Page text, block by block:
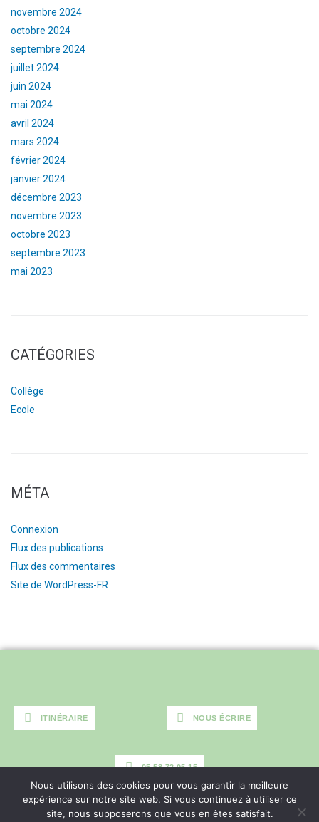
novembre 2024
octobre 2024
septembre 2024
juillet 2024
juin 2024
mai 2024
avril 2024
mars 2024
février 2024
janvier 2024
décembre 2023
novembre 2023
octobre 2023
septembre 2023
mai 2023
CATÉGORIES
Collège
Ecole
MÉTA
Connexion
Flux des publications
Flux des commentaires
Site de WordPress-FR
ITINÉRAIRE NOUS ÉCRIRE
05 58 72 05 15
05 58 72 05 15
Politique de confidentialité Mentions légales Contact
Nous utilisons des cookies pour vous garantir la meilleure
expérience sur notre site web. Si vous continuez à utiliser ce
site, nous supposerons que vous en êtes satisfait.